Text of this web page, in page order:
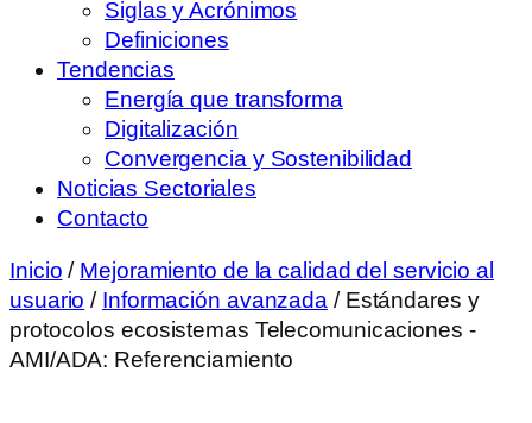
Siglas y Acrónimos
Definiciones
Tendencias
Energía que transforma
Digitalización
Convergencia y Sostenibilidad
Noticias Sectoriales
Contacto
Inicio / Mejoramiento de la calidad del servicio al
usuario / Información avanzada / Estándares y
protocolos ecosistemas Telecomunicaciones -
AMI/ADA: Referenciamiento